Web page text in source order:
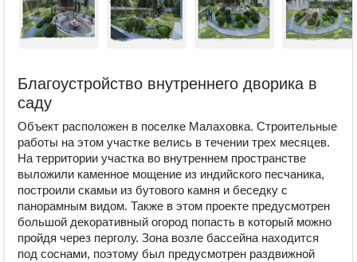
Благоустройство внутреннего дворика в
саду
Объект расположен в поселке Малаховка. Строительные
работы на этом участке велись в течении трех месяцев.
На территории участка во внутреннем пространстве
выложили каменное мощение из индийского песчаника,
построили скамьи из бутового камня и беседку с
панорамным видом. Также в этом проекте предусмотрен
большой декоративный огород попасть в который можно
пройдя через перголу. Зона возле бассейна находится
под соснами, поэтому был предусмотрен раздвижной